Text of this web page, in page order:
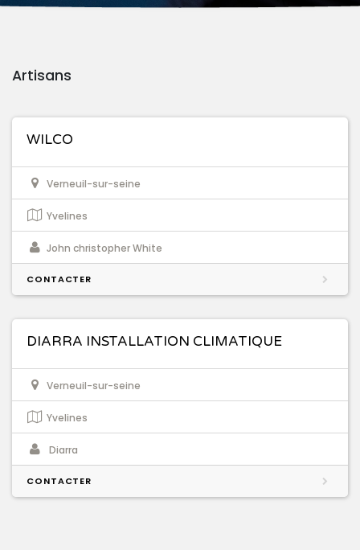
Artisans
WILCO
Verneuil-sur-seine
Yvelines
John christopher White
CONTACTER
DIARRA INSTALLATION CLIMATIQUE
Verneuil-sur-seine
Yvelines
Diarra
CONTACTER